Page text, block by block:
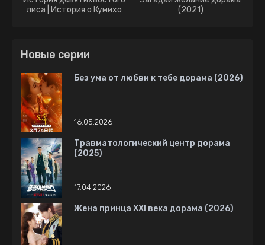
лиса | История о Кумихо
(2021)
Новые серии
Без ума от любви к тебе дорама (2026)
16.05.2026
Травматологический центр дорама
(2025)
17.04.2026
Жена принца XXI века дорама (2026)